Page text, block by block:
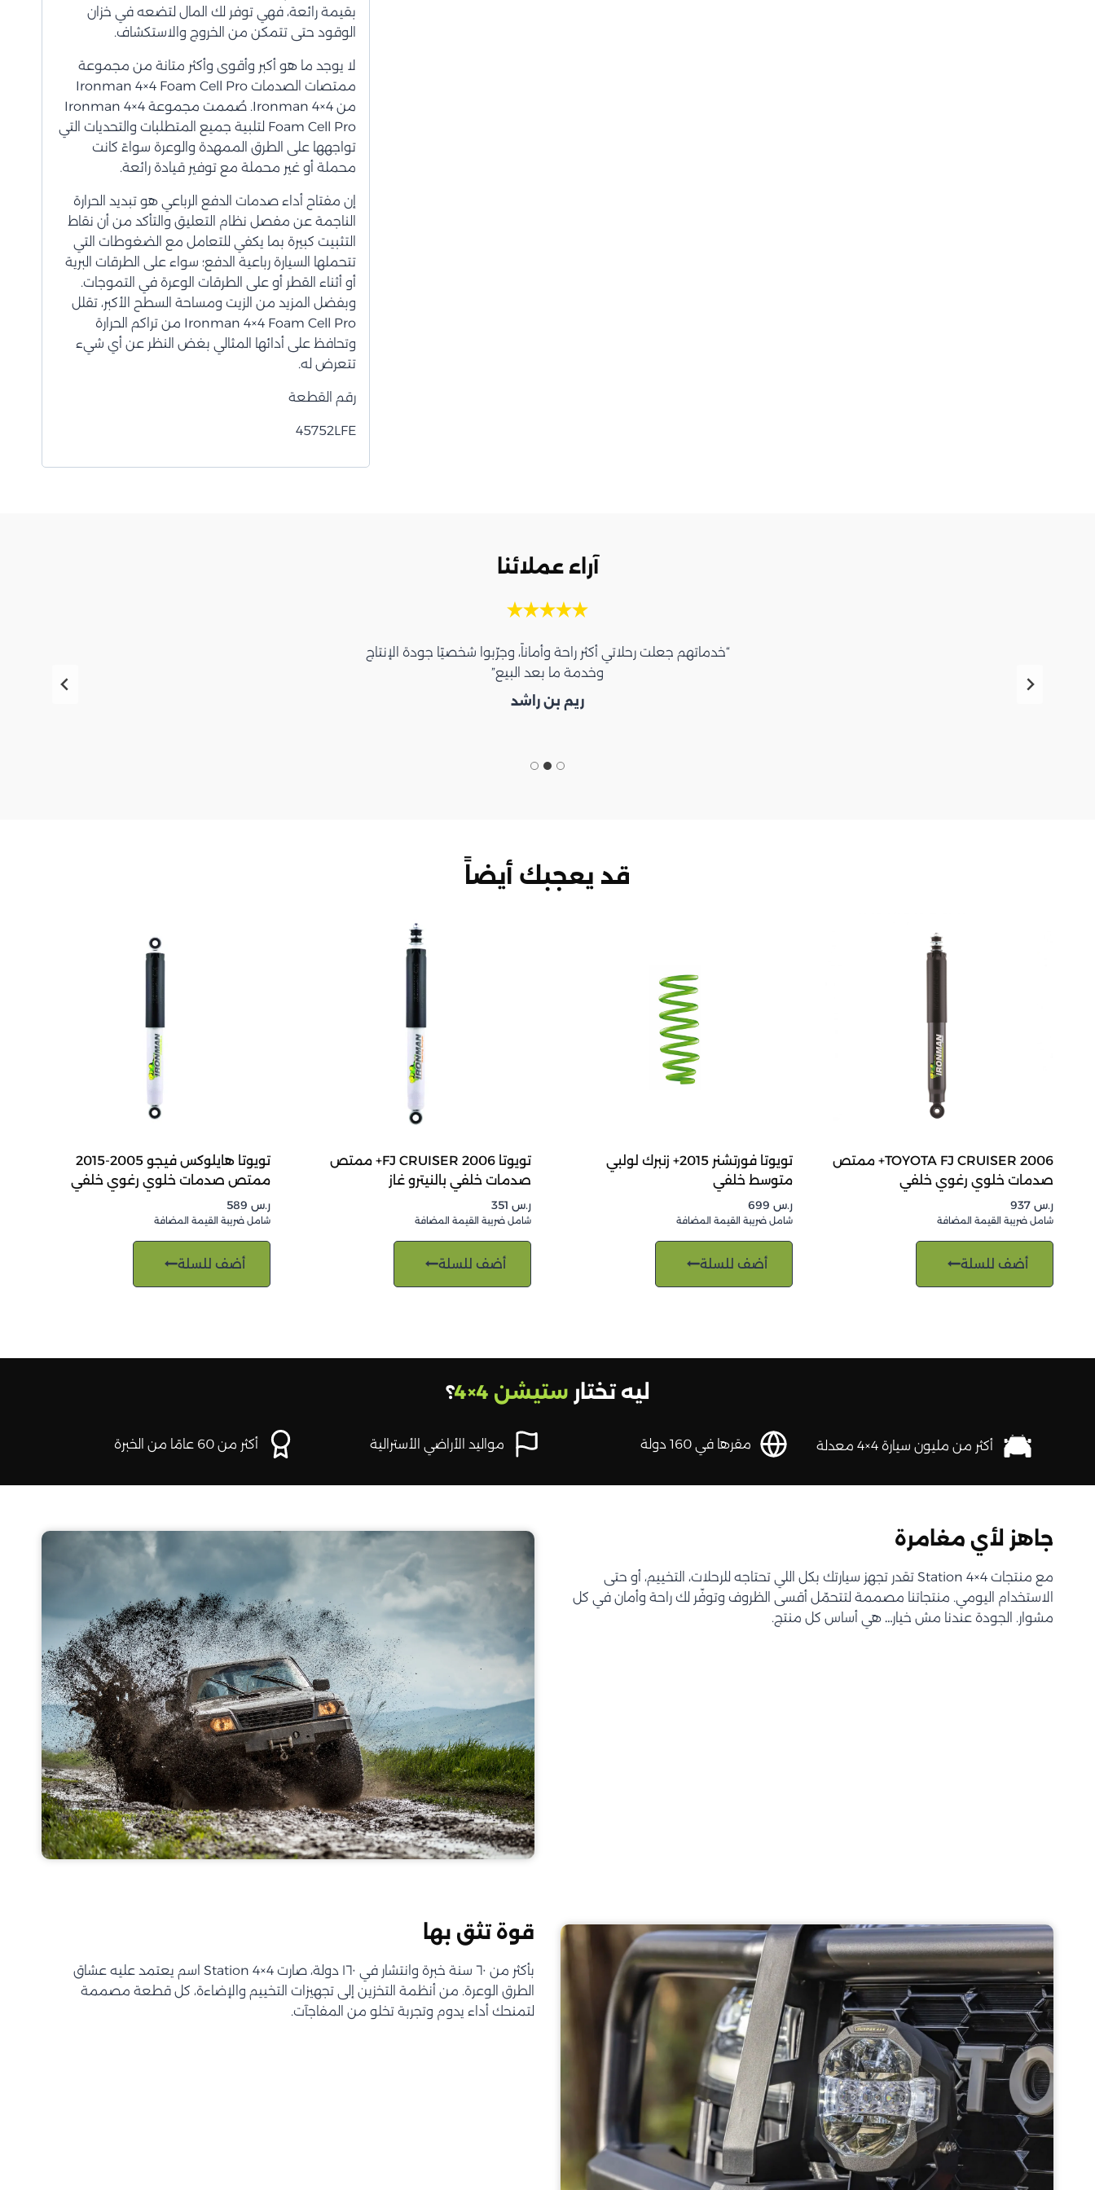
بقيمة رائعة، فهي توفر لك المال لتضعه في خزان
الوقود حتى تتمكن من الخروج والاستكشاف.
لا يوجد ما هو أكبر وأقوى وأكثر متانة من مجموعة
ممتصات الصدمات Ironman 4×4 Foam Cell Pro
من Ironman 4×4. صُممت مجموعة Ironman 4×4
Foam Cell Pro لتلبية جميع المتطلبات والتحديات التي
تواجهها على الطرق الممهدة والوعرة سواءً كانت
محملة أو غير محملة مع توفير قيادة رائعة.
إن مفتاح أداء صدمات الدفع الرباعي هو تبديد الحرارة
الناجمة عن مفصل نظام التعليق والتأكد من أن نقاط
التثبيت كبيرة بما يكفي للتعامل مع الضغوطات التي
تتحملها السيارة رباعية الدفع؛ سواء على الطرقات البرية
أو أثناء القطر أو على الطرقات الوعرة في التموجات.
وبفضل المزيد من الزيت ومساحة السطح الأكبر، تقلل
Ironman 4×4 Foam Cell Pro من تراكم الحرارة
وتحافظ على أدائها المثالي بغض النظر عن أي شيء
تتعرض له.
رقم القطعة
45752LFE
آراء عملائنا
“خدماتهم جعلت رحلاتي أكثر راحة وأماناً، وجرّبوا شخصيًا جودة الإنتاج
وخدمة ما بعد البيع”
ريم بن راشد
قد يعجبك أيضاً
TOYOTA FJ CRUISER 2006+ ممتص
صدمات خلوي رغوي خلفي
ر.س
شامل ضريبة القيمة المضافة
أضف للسلة
تويوتا فورتشنر 2015+ زنبرك لولبي
متوسط خلفي
ر.س
شامل ضريبة القيمة المضافة
أضف للسلة
تويوتا FJ CRUISER 2006+ ممتص
صدمات خلفي بالنيترو غاز
ر.س
شامل ضريبة القيمة المضافة
أضف للسلة
تويوتا هايلوكس فيجو 2005-2015
ممتص صدمات خلوي رغوي خلفي
ر.س
شامل ضريبة القيمة المضافة
أضف للسلة
ليه تختار ستيشن 4×4 ؟
أكثر من مليون سيارة 4×4 معدلة مقرها في 160 دولة مواليد الأراضي الأسترالية أكثر من 60 عامًا من الخبرة
جاهز لأي مغامرة
مع منتجات Station 4×4 تقدر تجهز سيارتك بكل اللي تحتاجه للرحلات، التخييم، أو حتى
الاستخدام اليومي. منتجاتنا مصممة لتتحمّل أقسى الظروف وتوفّر لك راحة وأمان في كل
مشوار. الجودة عندنا مش خيار… هي أساس كل منتج.
قوة تثق بها
بأكثر من ٦٠ سنة خبرة وانتشار في ١٦٠ دولة، صارت Station 4×4 اسم يعتمد عليه عشاق
الطرق الوعرة. من أنظمة التخزين إلى تجهيزات التخييم والإضاءة، كل قطعة مصممة
لتمنحك أداء يدوم وتجربة تخلو من المفاجآت.